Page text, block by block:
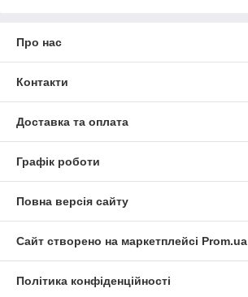
Про нас
Контакти
Доставка та оплата
Графік роботи
Повна версія сайту
Сайт створено на маркетплейсі Prom.ua
Політика конфіденційності